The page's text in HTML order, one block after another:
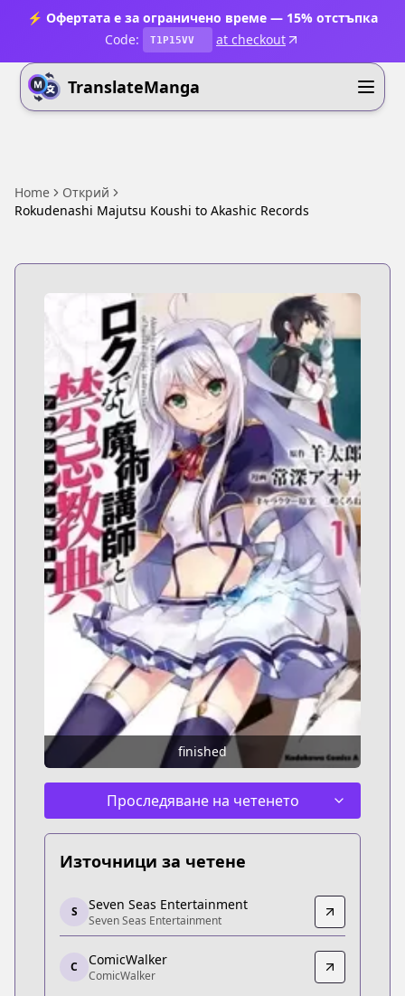
⚡ Офертата е за ограничено време — 15% отстъпка
Code:
T1P15VV at checkout
TranslateManga
Home
Открий
Rokudenashi Majutsu Koushi to Akashic Records
finished
Проследяване на четенето
Източници за четене
Seven Seas Entertainment
Seven Seas Entertainment
https://sevenseasentertainment.com/series/
ComicWalker
ComicWalker
S Seven Seas Entertainment
Seven Seas Entertainment
C ComicWalker
ComicWalker